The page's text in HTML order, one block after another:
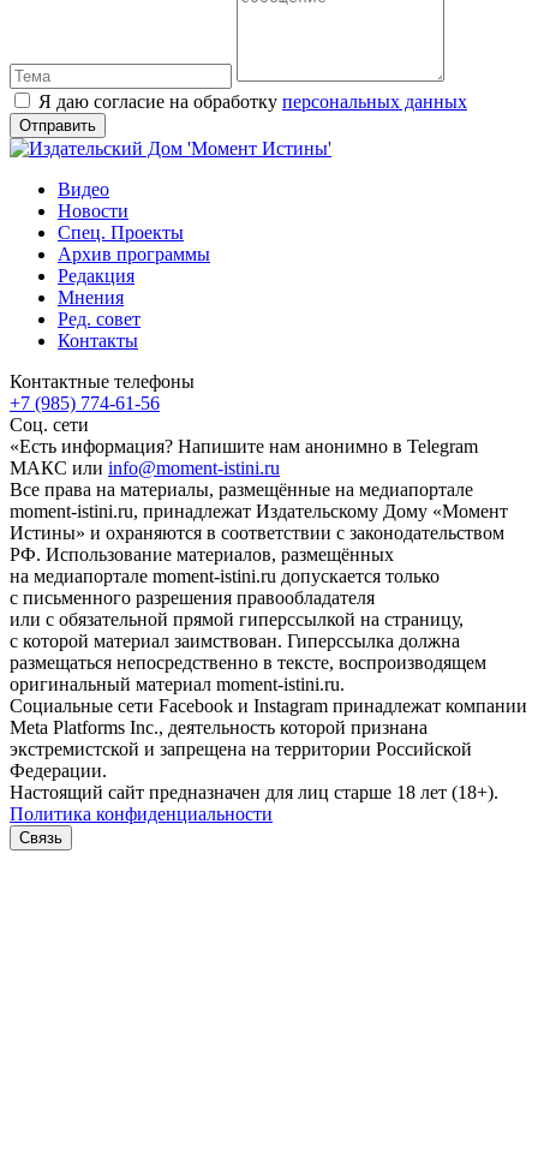
Я даю согласие на обработку персональных данных
Видео
Новости
Спец. Проекты
Архив программы
Редакция
Мнения
Ред. совет
Контакты
Контактные телефоны
+7 (985) 774-61-56
Соц. сети
«Есть информация? Напишите нам анонимно в Telegram
МАКС или info@moment-istini.ru
Все права на материалы, размещённые на медиапортале
moment-istini.ru, принадлежат Издательскому Дому «Момент
Истины» и охраняются в соответствии с законодательством
РФ. Использование материалов, размещённых
на медиапортале moment-istini.ru допускается только
с письменного разрешения правообладателя
или с обязательной прямой гиперссылкой на страницу,
с которой материал заимствован. Гиперссылка должна
размещаться непосредственно в тексте, воспроизводящем
оригинальный материал moment-istini.ru.
Социальные сети Facebook и Instagram принадлежат компании
Meta Platforms Inc., деятельность которой признана
экстремистской и запрещена на территории Российской
Федерации.
Настоящий сайт предназначен для лиц старше 18 лет (18+).
Политика конфиденциальности
Связь